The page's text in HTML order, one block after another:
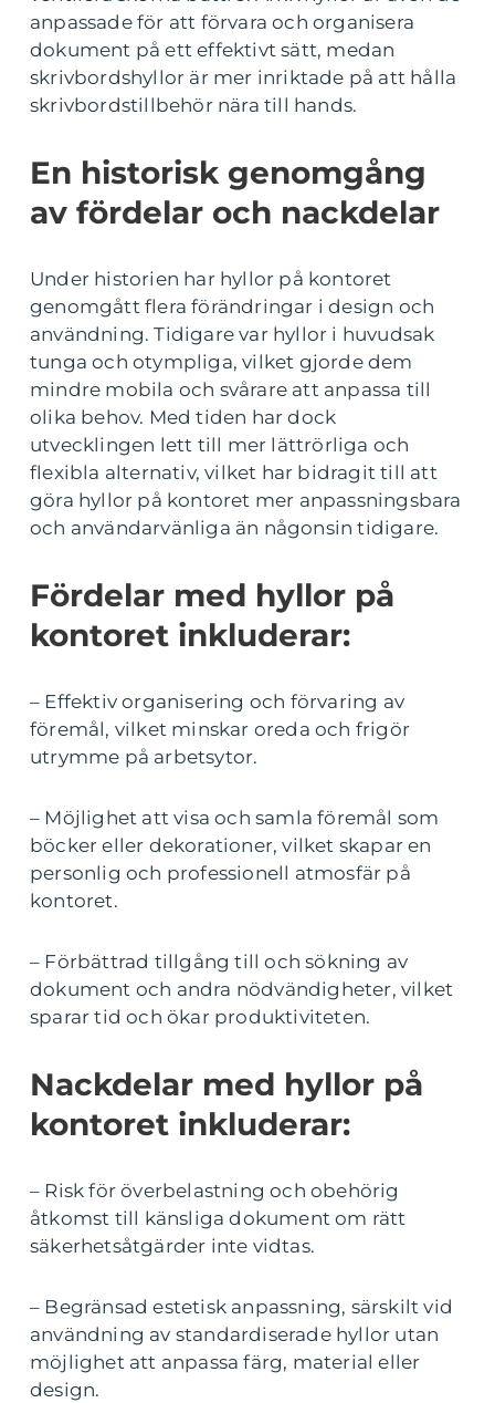
anpassade för att förvara och organisera
dokument på ett effektivt sätt, medan
skrivbordshyllor är mer inriktade på att hålla
skrivbordstillbehör nära till hands.
En historisk genomgång
av fördelar och nackdelar
Under historien har hyllor på kontoret
genomgått flera förändringar i design och
användning. Tidigare var hyllor i huvudsak
tunga och otympliga, vilket gjorde dem
mindre mobila och svårare att anpassa till
olika behov. Med tiden har dock
utvecklingen lett till mer lättrörliga och
flexibla alternativ, vilket har bidragit till att
göra hyllor på kontoret mer anpassningsbara
och användarvänliga än någonsin tidigare.
Fördelar med hyllor på
kontoret inkluderar:
– Effektiv organisering och förvaring av
föremål, vilket minskar oreda och frigör
utrymme på arbetsytor.
– Möjlighet att visa och samla föremål som
böcker eller dekorationer, vilket skapar en
personlig och professionell atmosfär på
kontoret.
– Förbättrad tillgång till och sökning av
dokument och andra nödvändigheter, vilket
sparar tid och ökar produktiviteten.
Nackdelar med hyllor på
kontoret inkluderar:
– Risk för överbelastning och obehörig
åtkomst till känsliga dokument om rätt
säkerhetsåtgärder inte vidtas.
– Begränsad estetisk anpassning, särskilt vid
användning av standardiserade hyllor utan
möjlighet att anpassa färg, material eller
design.